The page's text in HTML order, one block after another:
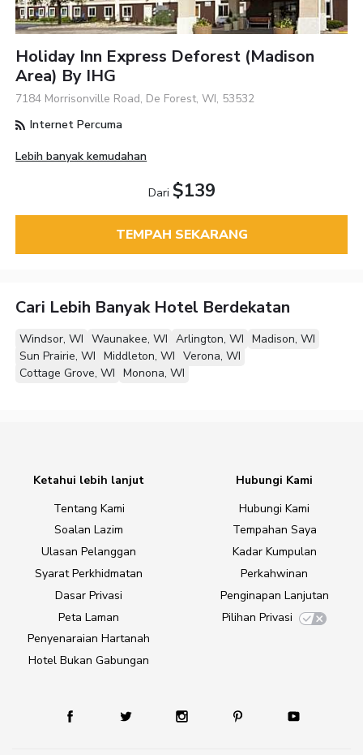
Holiday Inn Express Deforest (Madison
Area) By IHG
7184 Morrisonville Road, De Forest, WI, 53532
Internet Percuma
Lebih banyak kemudahan
Dari $139
TEMPAH SEKARANG
Cari Lebih Banyak Hotel Berdekatan
Windsor, WI Waunakee, WI Arlington, WI Madison, WI
Sun Prairie, WI Middleton, WI Verona, WI
Cottage Grove, WI Monona, WI
Ketahui lebih lanjut
Tentang Kami
Soalan Lazim
Ulasan Pelanggan
Syarat Perkhidmatan
Dasar Privasi
Peta Laman
Penyenaraian Hartanah
Hotel Bukan Gabungan
Hubungi Kami
Hubungi Kami
Tempahan Saya
Kadar Kumpulan
Perkahwinan
Penginapan Lanjutan
Pilihan Privasi